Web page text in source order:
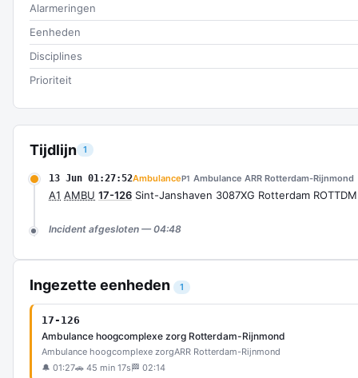
Tijdlijn 1
13 Jun 01:27:52AmbulanceP1 Ambulance ARR Rotterdam-Rijnmond
A1 AMBU 17-126 Sint-Janshaven 3087XG Rotterdam
Incident afgesloten — 04:48
Ingezette eenheden 1
17-126
Ambulance hoogcomplexe zorg Rotterdam-Rijnmond
Ambulance hoogcomplexe zorgARR Rotterdam-Rijnmond
🔔 01:27🚗 45 min 17s 🏁 02:14
Alarmeringen
Eenheden
Disciplines
Prioriteit